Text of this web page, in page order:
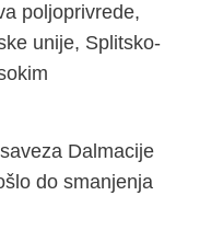
poljoprivrede,
unije, Splitsko-
Dalmacije
do smanjenja